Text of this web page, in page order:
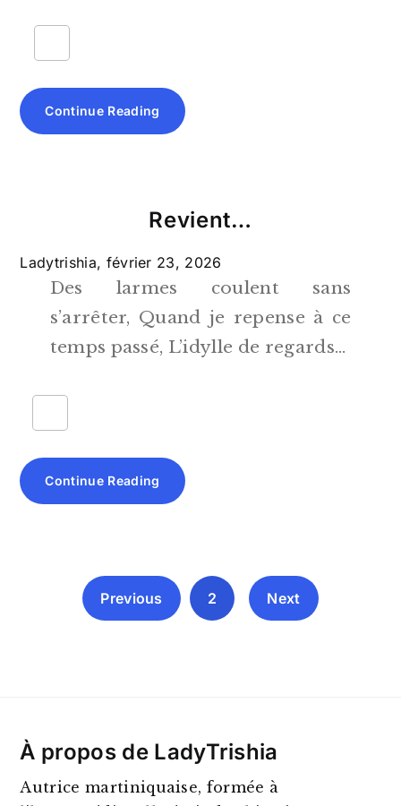
Continue Reading
Revient…
Ladytrishia, février 23, 2026
Des larmes coulent sans
s’arrêter, Quand je repense à ce
temps passé, L’idylle de regards…
Continue Reading
Previous 2 Next
À propos de LadyTrishia
Autrice martiniquaise, formée à